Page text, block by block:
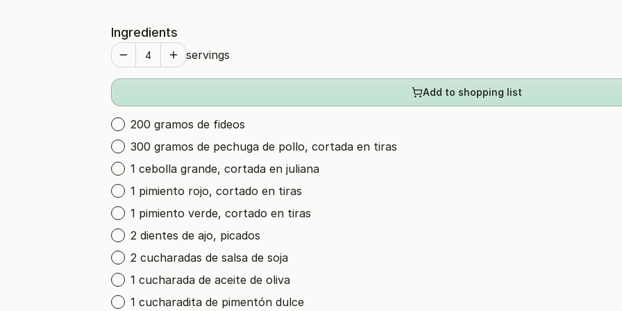
Ingredients
servings
Add to shopping list
200 gramos de fideos
300 gramos de pechuga de pollo, cortada en tiras
1 cebolla grande, cortada en juliana
1 pimiento rojo, cortado en tiras
1 pimiento verde, cortado en tiras
2 dientes de ajo, picados
2 cucharadas de salsa de soja
1 cucharada de aceite de oliva
1 cucharadita de pimentón dulce